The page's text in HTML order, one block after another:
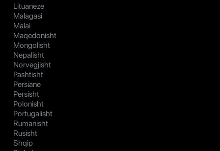
Lituaneze
Malagasi
Malai
Maqedonisht
Mongolisht
Nepalisht
Norvegjisht
Pashtisht
Persiane
Persisht
Polonisht
Portugalisht
Rumanisht
Rusisht
Shqip